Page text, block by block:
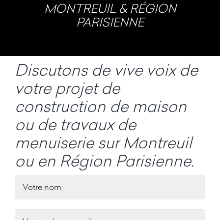
MONTREUIL & RÉGION
PARISIENNE
Discutons de vive voix de
votre projet de
construction de maison
ou de travaux de
menuiserie sur Montreuil
ou en Région Parisienne.